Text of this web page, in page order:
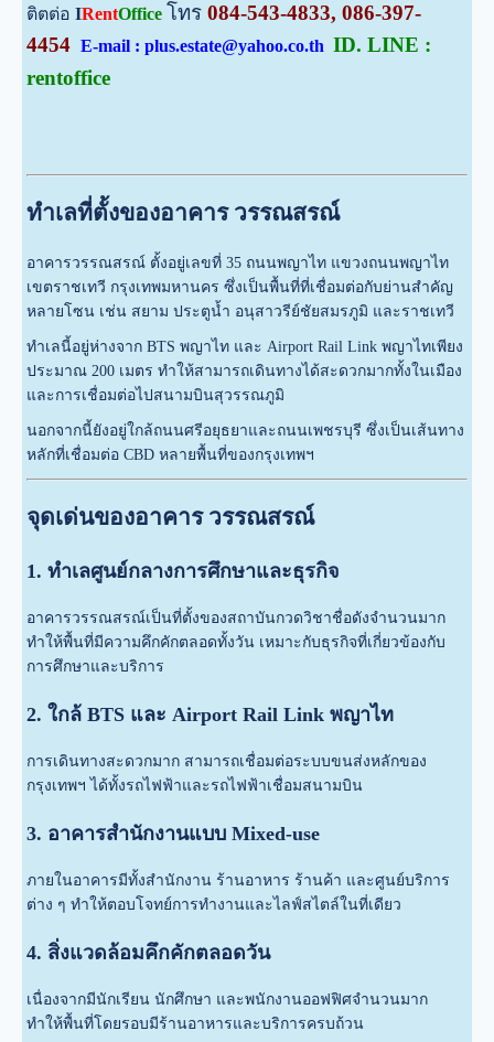
ติตต่อ IRentOffice โทร 084-543-4833, 086-397-
4454 E-mail : plus.estate@yahoo.co.th ID. LINE :
rentoffice
ทำเลที่ตั้งของอาคาร วรรณสรณ์
อาคารวรรณสรณ์ ตั้งอยู่เลขที่ 35 ถนนพญาไท แขวงถนนพญาไท
เขตราชเทวี กรุงเทพมหานคร ซึ่งเป็นพื้นที่ที่เชื่อมต่อกับย่านสำคัญ
หลายโซน เช่น สยาม ประตูน้ำ อนุสาวรีย์ชัยสมรภูมิ และราชเทวี
ทำเลนี้อยู่ห่างจาก BTS พญาไท และ Airport Rail Link พญาไทเพียง
ประมาณ 200 เมตร ทำให้สามารถเดินทางได้สะดวกมากทั้งในเมือง
และการเชื่อมต่อไปสนามบินสุวรรณภูมิ
นอกจากนี้ยังอยู่ใกล้ถนนศรีอยุธยาและถนนเพชรบุรี ซึ่งเป็นเส้นทาง
หลักที่เชื่อมต่อ CBD หลายพื้นที่ของกรุงเทพฯ
จุดเด่นของอาคาร วรรณสรณ์
1. ทำเลศูนย์กลางการศึกษาและธุรกิจ
อาคารวรรณสรณ์เป็นที่ตั้งของสถาบันกวดวิชาชื่อดังจำนวนมาก
ทำให้พื้นที่มีความคึกคักตลอดทั้งวัน เหมาะกับธุรกิจที่เกี่ยวข้องกับ
การศึกษาและบริการ
2. ใกล้ BTS และ Airport Rail Link พญาไท
การเดินทางสะดวกมาก สามารถเชื่อมต่อระบบขนส่งหลักของ
กรุงเทพฯ ได้ทั้งรถไฟฟ้าและรถไฟฟ้าเชื่อมสนามบิน
3. อาคารสำนักงานแบบ Mixed-use
ภายในอาคารมีทั้งสำนักงาน ร้านอาหาร ร้านค้า และศูนย์บริการ
ต่าง ๆ ทำให้ตอบโจทย์การทำงานและไลฟ์สไตล์ในที่เดียว
4. สิ่งแวดล้อมคึกคักตลอดวัน
เนื่องจากมีนักเรียน นักศึกษา และพนักงานออฟฟิศจำนวนมาก
ทำให้พื้นที่โดยรอบมีร้านอาหารและบริการครบถ้วน